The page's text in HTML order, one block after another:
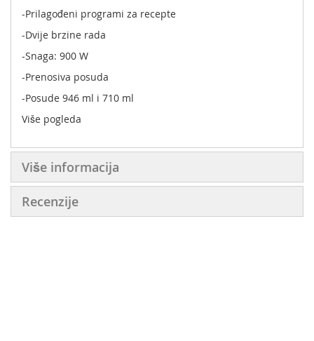
-Prilagođeni programi za recepte
-Dvije brzine rada
-Snaga: 900 W
-Prenosiva posuda
-Posude 946 ml i 710 ml
Više pogleda
Više informacija
Recenzije